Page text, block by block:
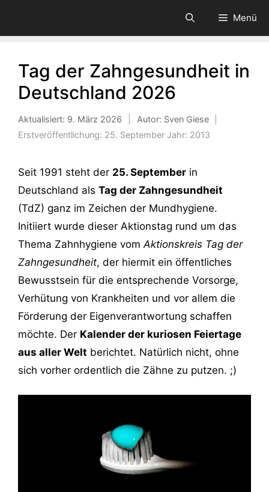
Menü
Tag der Zahngesundheit in
Deutschland 2026
Aktualisiert: 9. März 2026 Autor: Sven Giese
Erstveröffentlichung: 25. September Jahr: 2013
Seit 1991 steht der 25. September in
Deutschland als Tag der Zahngesundheit
(TdZ) ganz im Zeichen der Mundhygiene.
Initiiert wurde dieser Aktionstag rund um das
Thema Zahnhygiene vomAktionskreis Tag der
Zahngesundheit, der hiermit ein öffentliches
Bewusstsein für die entsprechende Vorsorge,
Verhütung von Krankheiten und vor allem die
Förderung der Eigenverantwortung schaffen
möchte. Der Kalender der kuriosen Feiertage
aus aller Welt berichtet. Natürlich nicht, ohne
sich vorher ordentlich die Zähne zu putzen. ;)